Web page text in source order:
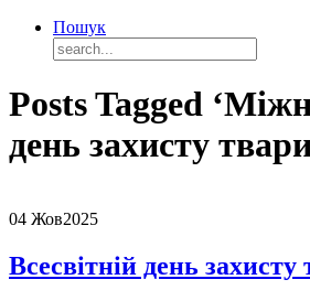
Пошук
Posts Tagged
день захисту
04 Жов2025
Всесвітній день захисту